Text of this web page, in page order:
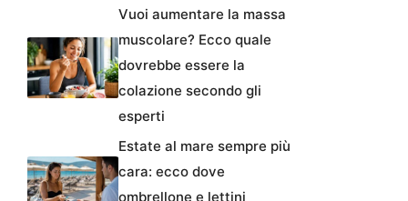
Vuoi aumentare la massa
muscolare? Ecco quale
dovrebbe essere la
colazione secondo gli
esperti
Estate al mare sempre più
cara: ecco dove
ombrellone e lettini